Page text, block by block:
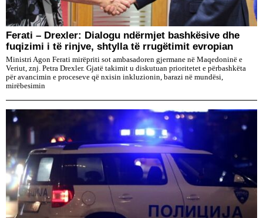
Ferati – Drexler: Dialogu ndërmjet bashkësive dhe
fuqizimi i të rinjve, shtylla të rrugëtimit evropian
Ministri Agon Ferati mirëpriti sot ambasadoren gjermane në Maqedoninë e
Veriut, znj. Petra Drexler. Gjatë takimit u diskutuan prioritetet e përbashkëta
për avancimin e proceseve që nxisin inkluzionin, barazi në mundësi,
mirëbesimin